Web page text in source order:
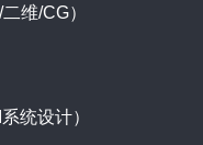
维/CG）
统设计）